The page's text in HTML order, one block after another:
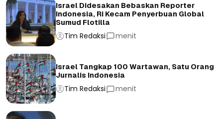
Israel Didesakan Bebaskan Reporter
Indonesia, Ri Kecam Penyerbuan Global
Sumud Flotilla
Tim Redaksi menit
Israel Tangkap 100 Wartawan, Satu Orang
Jurnalis Indonesia
Tim Redaksi menit